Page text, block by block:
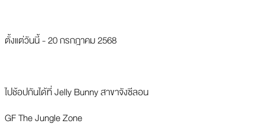
ตั้งแต่วันนี้ - 20 กรกฎาคม 2568
ไปช้อปกันได้ที่ Jelly Bunny สาขาจังซีลอน
GF The Jungle Zone